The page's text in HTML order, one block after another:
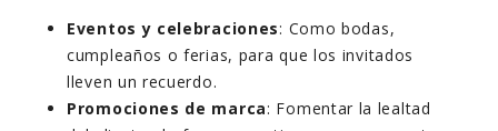
Eventos y celebraciones: Como bodas,
cumpleaños o ferias, para que los invitados
lleven un recuerdo.
Promociones de marca: Fomentar la lealtad